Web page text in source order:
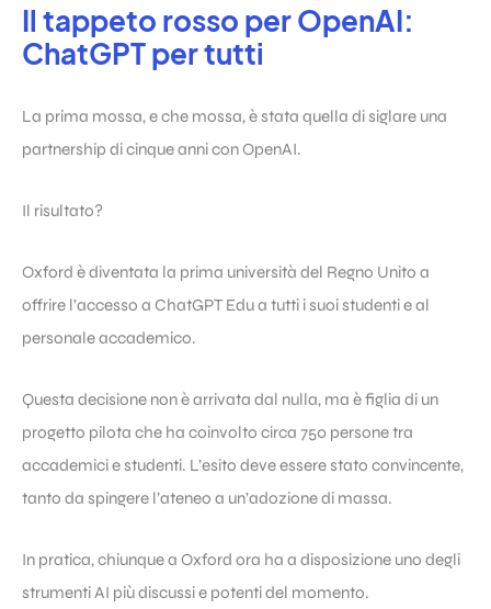
Il tappeto rosso per OpenAI:
ChatGPT per tutti
La prima mossa, e che mossa, è stata quella di siglare una
partnership di cinque anni con OpenAI.
Il risultato?
Oxford è diventata la prima università del Regno Unito a
offrire l’accesso a ChatGPT Edu a tutti i suoi studenti e al
personale accademico.
Questa decisione non è arrivata dal nulla, ma è figlia di un
progetto pilota che ha coinvolto circa 750 persone tra
accademici e studenti. L’esito deve essere stato convincente,
tanto da spingere l’ateneo a un’adozione di massa.
In pratica, chiunque a Oxford ora ha a disposizione uno degli
strumenti AI più discussi e potenti del momento.